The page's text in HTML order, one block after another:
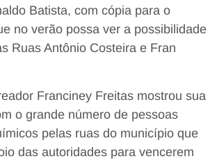
Batista, com cópia para o
no verão possa ver a possibilidade
Ruas Antônio Costeira e Fran
Franciney Freitas mostrou sua
o grande número de pessoas
pelas ruas do município que
das autoridades para vencerem